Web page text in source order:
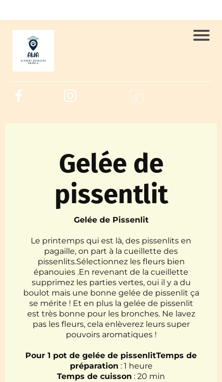
Gelée de
pissentlit
Gelée de Pissenlit
Le printemps qui est là, des pissenlits en
pagaille, on part à la cueillette des
pissenlits.Sélectionnez les fleurs bien
épanouies .En revenant de la cueillette
supprimez les parties vertes, oui il y a du
boulot mais une bonne gelée de pissenlit ça
se mérite ! Et en plus la gelée de pissenlit
est très bonne pour les bronches. Ne lavez
pas les fleurs, cela enlèverez leurs super
pouvoirs aromatiques !
Pour 1 pot de gelée de pissenlitTemps de
préparation : 1 heure
Temps de cuisson : 20 min